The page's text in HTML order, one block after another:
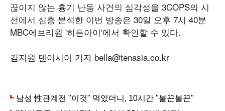
끊이지 않는 흉기 난동 사건의 심각성을 3COPS의 시
선에서 심층 분석한 이번 방송은 30일 오후 7시 40분
MBC에브리원 '히든아이'에서 확인할 수 있다.
김지원 텐아시아 기자 bella@tenasia.co.kr